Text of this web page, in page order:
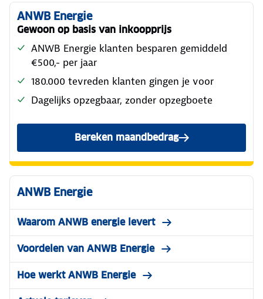
ANWB Energie
Gewoon op basis van inkoopprijs
ANWB Energie klanten besparen gemiddeld
€500,- per jaar
180.000 tevreden klanten gingen je voor
Dagelijks opzegbaar, zonder opzegboete
Bereken maandbedrag